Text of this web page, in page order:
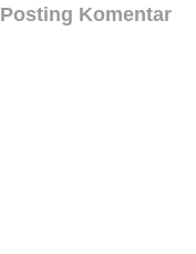
Posting Komentar